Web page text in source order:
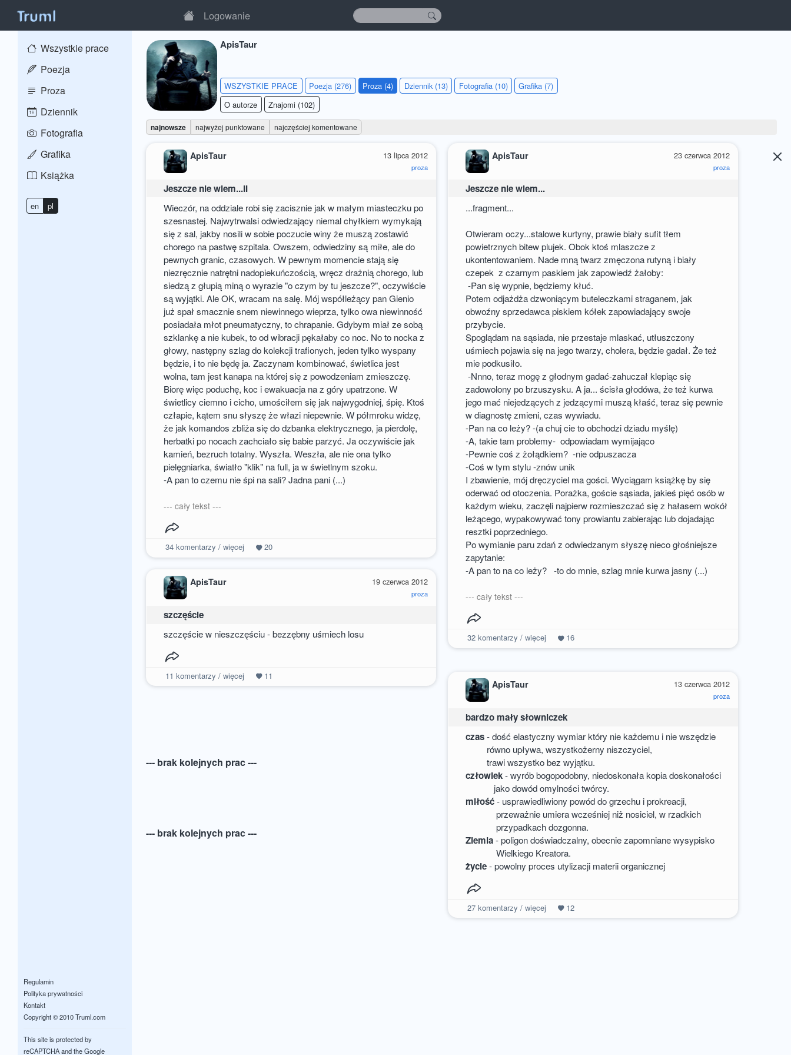
Logowanie
Wszystkie prace
Poezja
Proza
Dziennik
Fotografia
Grafika
Książka
en pl
Regulamin
Polityka prywatności
Kontakt
Copyright © 2010 Truml.com
This site is protected by
reCAPTCHA and the Google
ApisTaur
WSZYSTKIE PRACE Poezja (276) Proza (4) Dziennik (13) Fotografia (10)
Grafika (7)
O autorze
Znajomi (102)
najnowsze najwyżej punktowane najczęściej komentowane
13 lipca 2012
proza
ApisTaur
Jeszcze nie wiem...II
Wieczór, na oddziale robi się zacisznie jak w małym miasteczku po
szesnastej. Najwytrwalsi odwiedzający niemal chyłkiem wymykają
się z sal, jakby nosili w sobie poczucie winy że muszą zostawić
chorego na pastwę szpitala. Owszem, odwiedziny są miłe, ale do
pewnych granic, czasowych. W pewnym momencie stają się
niezręcznie natrętni nadopiekuńczością, wręcz drażnią chorego, lub
siedzą z głupią miną o wyrazie "o czym by tu jeszcze?", oczywiście
są wyjątki. Ale OK, wracam na salę. Mój współleżący pan Gienio
już spał smacznie snem niewinnego wieprza, tylko owa niewinność
posiadała młot pneumatyczny, to chrapanie. Gdybym miał ze sobą
szklankę a nie kubek, to od wibracji pękałaby co noc. No to nocka z
głowy, następny szlag do kolekcji trafionych, jeden tylko wyspany
będzie, i to nie będę ja. Zaczynam kombinować, świetlica jest
wolna, tam jest kanapa na której się z powodzeniam zmieszczę.
Biorę więc poduchę, koc i ewakuacja na z góry upatrzone. W
świetlicy ciemno i cicho, umościłem się jak najwygodniej, śpię. Ktoś
człapie, kątem snu słyszę że włazi niepewnie. W półmroku widzę,
że jak komandos zbliża się do dzbanka elektrycznego, ja pierdolę,
herbatki po nocach zachciało się babie parzyć. Ja oczywiście jak
kamień, bezruch totalny. Wyszła. Weszła, ale nie ona tylko
pielęgniarka, światło "klik" na full, ja w świetlnym szoku.
-A pan to czemu nie śpi na sali? Jadna pani (...)
--- cały tekst ---
34komentarzy / więcej 20
23 czerwca 2012
proza
ApisTaur
Jeszcze nie wiem...
...fragment...
Otwieram oczy...stalowe kurtyny, prawie biały sufit tłem
powietrznych bitew plujek. Obok ktoś mlaszcze z
ukontentowaniem. Nade mną twarz zmęczona rutyną i biały
czepek z czarnym paskiem jak zapowiedź żałoby:
-Pan się wypnie, będziemy kłuć.
Potem odjażdża dzwoniącym buteleczkami straganem, jak
obwoźny sprzedawca piskiem kółek zapowiadający swoje
przybycie.
Spoglądam na sąsiada, nie przestaje mlaskać, utłuszczony
uśmiech pojawia się na jego twarzy, cholera, będzie gadał. Że też
mie podkusiło.
-Nnno, teraz mogę z głodnym gadać-zahuczał klepiąc się
zadowolony po brzuszysku. A ja... ścisła głodówa, że też kurwa
jego mać niejedzących z jedzącymi muszą kłaść, teraz się pewnie
w diagnostę zmieni, czas wywiadu.
-Pan na co leży? -(a chuj cie to obchodzi dziadu myślę)
-A, takie tam problemy- odpowiadam wymijająco
-Pewnie coś z żołądkiem? -nie odpuszacza
-Coś w tym stylu -znów unik
I zbawienie, mój dręczyciel ma gości. Wyciągam książkę by się
oderwać od otoczenia. Porażka, goście sąsiada, jakieś pięć osób w
każdym wieku, zaczęli najpierw rozmieszczać się z hałasem wokół
leżącego, wypakowywać tony prowiantu zabierając lub dojadając
resztki poprzedniego.
Po wymianie paru zdań z odwiedzanym słyszę nieco głośniejsze
zapytanie:
-A pan to na co leży? -to do mnie, szlag mnie kurwa jasny (...)
--- cały tekst ---
32komentarzy / więcej 16
19 czerwca 2012
proza
ApisTaur
szczęście
szczęście w nieszczęściu - bezzębny uśmiech losu
11 komentarzy / więcej 11
13 czerwca 2012
proza
ApisTaur
bardzo mały słowniczek
czas- dość elastyczny wymiar który nie każdemu i nie wszędzie
równo upływa, wszystkożerny niszczyciel,
trawi wszystko bez wyjątku.
człowiek- wyrób bogopodobny, niedoskonała kopia doskonałości
jako dowód omylności twórcy.
miłość- usprawiedliwiony powód do grzechu i prokreacji,
przeważnie umiera wcześniej niż nosiciel, w rzadkich
przypadkach dozgonna.
Ziemia- poligon doświadczalny, obecnie zapomniane wysypisko
Wielkiego Kreatora.
życie- powolny proces utylizacji materii organicznej
27komentarzy / więcej 12
--- brak kolejnych prac ---
--- brak kolejnych prac ---